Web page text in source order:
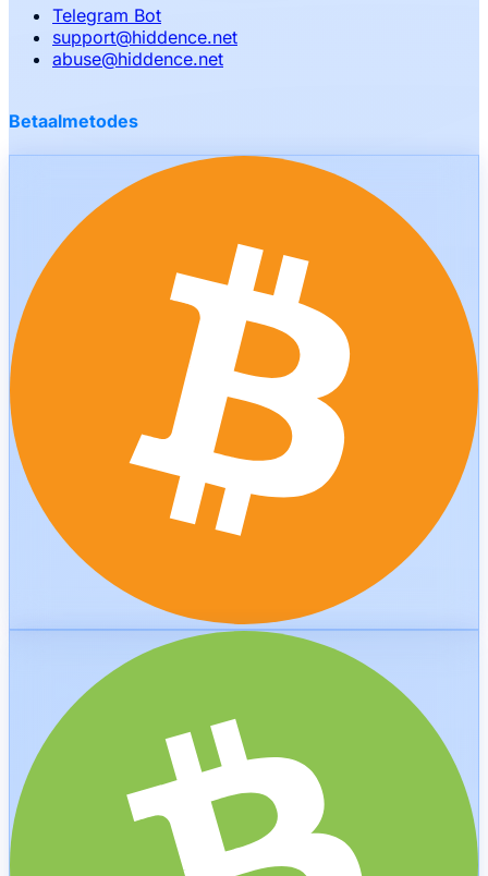
Telegram Bot
support@hiddence.net
abuse@hiddence.net
Betaalmetodes